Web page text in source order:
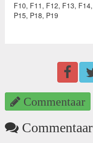
F10, F11, F12, F13, F14,
P15, P18, P19
Commentaar
Commentaar